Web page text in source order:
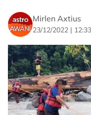
Mirlen Axtius
23/12/2022 |